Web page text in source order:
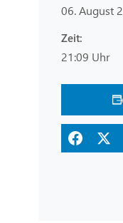
06. August
Zeit:
21:09 Uhr